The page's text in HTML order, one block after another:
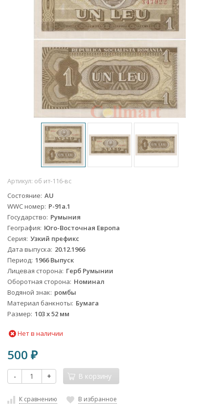
Артикул: об ит-116-вс
Состояние AU
WWC номер P-91a.1
Государство Румыния
География Юго-Восточная Европа
Серия Узкий префикс
Дата выпуска 20.12.1966
Период 1966 Выпуск
Лицевая сторона Герб Румынии
Оборотная сторона Номинал
Водяной знак ромбы
Материал банкноты Бумага
Размер 103 x 52 мм
Нет в наличии
500 ₽
- + В корзину
К сравнению В избранное